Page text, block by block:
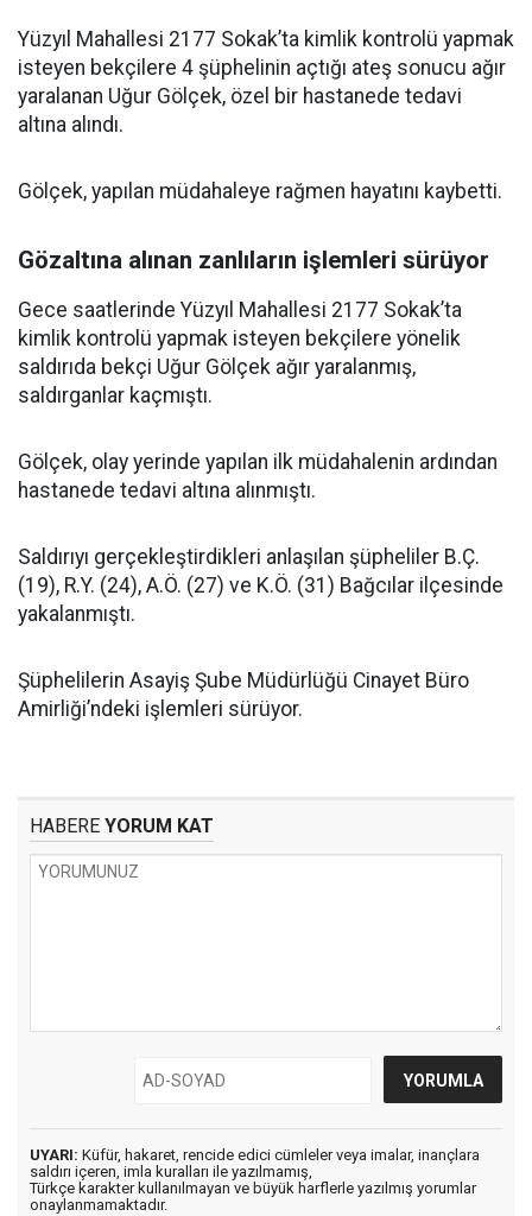
Yüzyıl Mahallesi 2177 Sokak’ta kimlik kontrolü yapmak
isteyen bekçilere 4 şüphelinin açtığı ateş sonucu ağır
yaralanan Uğur Gölçek, özel bir hastanede tedavi
altına alındı.
Gölçek, yapılan müdahaleye rağmen hayatını kaybetti.
Gözaltına alınan zanlıların işlemleri sürüyor
Gece saatlerinde Yüzyıl Mahallesi 2177 Sokak’ta
kimlik kontrolü yapmak isteyen bekçilere yönelik
saldırıda bekçi Uğur Gölçek ağır yaralanmış,
saldırganlar kaçmıştı.
Gölçek, olay yerinde yapılan ilk müdahalenin ardından
hastanede tedavi altına alınmıştı.
Saldırıyı gerçekleştirdikleri anlaşılan şüpheliler B.Ç.
(19), R.Y. (24), A.Ö. (27) ve K.Ö. (31) Bağcılar ilçesinde
yakalanmıştı.
Şüphelilerin Asayiş Şube Müdürlüğü Cinayet Büro
Amirliği’ndeki işlemleri sürüyor.
HABERE YORUM KAT
UYARI: Küfür, hakaret, rencide edici cümleler veya imalar, inançlara
saldırı içeren, imla kuralları ile yazılmamış,
Türkçe karakter kullanılmayan ve büyük harflerle yazılmış yorumlar
onaylanmamaktadır.